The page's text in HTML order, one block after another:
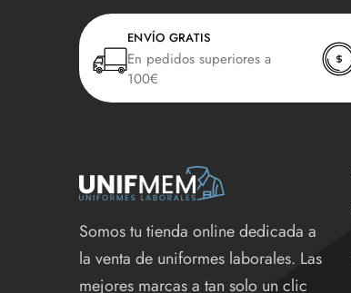
ENVÍO GRATIS
En pedidos superiores a
100€
Somos tu tienda online dedicada a
la venta de uniformes laborales. Las
mejores marcas a tan solo un clic